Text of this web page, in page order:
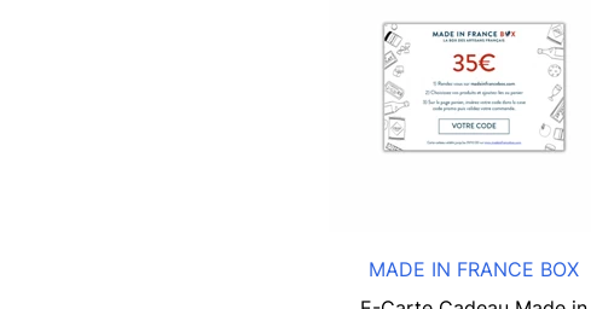
MADE IN FRANCE BOX